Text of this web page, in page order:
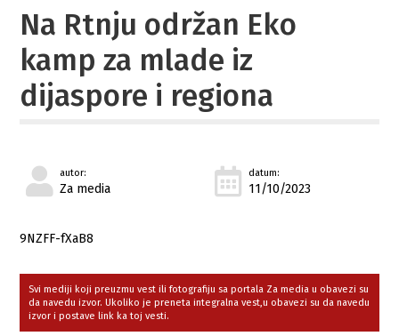
Na Rtnju održan Eko
kamp za mlade iz
dijaspore i regiona
autor:
Za media
datum:
11/10/2023
9NZFF-fXaB8
Svi mediji koji preuzmu vest ili fotografiju sa portala Za media u obavezi su
da navedu izvor. Ukoliko je preneta integralna vest,u obavezi su da navedu
izvor i postave link ka toj vesti.